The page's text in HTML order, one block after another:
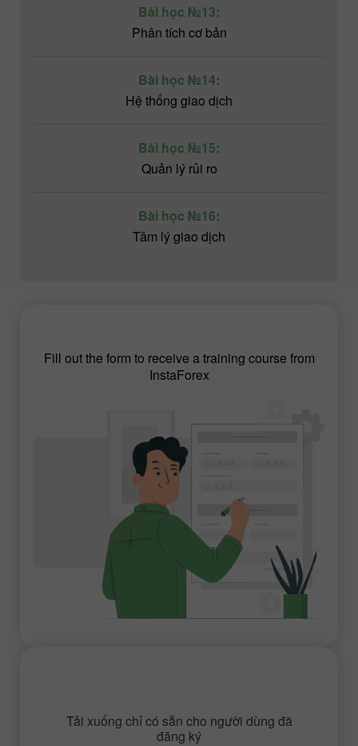
Bài học №13:
Phân tích cơ bản
Bài học №14:
Hệ thống giao dịch
Bài học №15:
Quản lý rủi ro
Bài học №16:
Tâm lý giao dịch
Fill out the form to receive a training course from
InstaForex
Tải xuống chỉ có sẵn cho người dùng đã
đăng ký